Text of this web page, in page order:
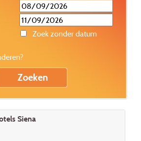
Zoek zonder datum
Siena